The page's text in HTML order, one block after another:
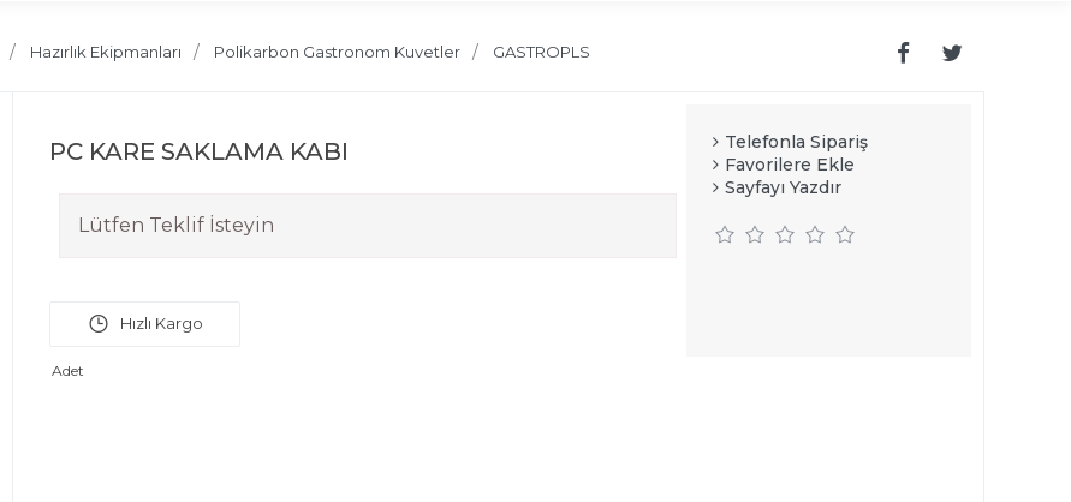
Hazırlık Ekipmanları Polikarbon Gastronom Kuvetler GASTROPLS
PC KARE SAKLAMA KABI
Lütfen Teklif İsteyin
Adet
Telefonla Sipariş
Favorilere Ekle
Sayfayı Yazdır